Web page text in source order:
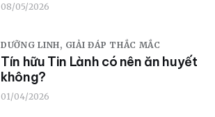
08/05/2026
DƯỠNG LINH, GIẢI ĐÁP THẮC MẮC
Tín hữu Tin Lành có nên ăn huyết
không?
01/04/2026